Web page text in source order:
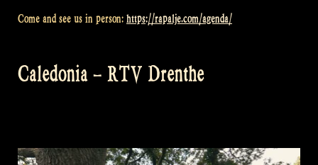
Come and see us in person: https://rapalje.com/agenda/
Caledonia – RTV Drenthe